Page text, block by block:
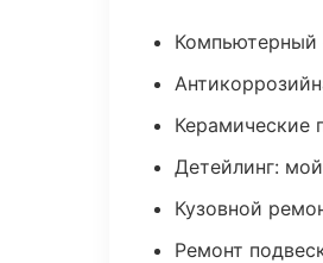
Компьютерный
Керамические
Детейлинг:
Кузовной
Ремонт